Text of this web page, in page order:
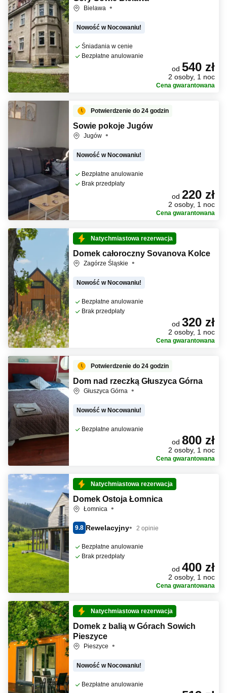
Bielawa
Nowość w Nocowaniu!
Śniadania w cenie
Bezpłatne anulowanie
od 540 zł
2 osoby, 1 noc
Cena gwarantowana
Potwierdzenie do 24 godzin
Sowie pokoje Jugów
Jugów
Nowość w Nocowaniu!
Bezpłatne anulowanie
Brak przedpłaty
od 220 zł
2 osoby, 1 noc
Cena gwarantowana
Natychmiastowa rezerwacja
Domek całoroczny Sovanova Kolce
Zagórze Śląskie
Nowość w Nocowaniu!
Bezpłatne anulowanie
Brak przedpłaty
od 320 zł
2 osoby, 1 noc
Cena gwarantowana
Potwierdzenie do 24 godzin
Dom nad rzeczką Głuszyca Górna
Głuszyca Górna
Nowość w Nocowaniu!
Bezpłatne anulowanie
od 800 zł
2 osoby, 1 noc
Cena gwarantowana
Natychmiastowa rezerwacja
Domek Ostoja Łomnica
Łomnica
9.8 Rewelacyjny 2 opinie
Bezpłatne anulowanie
Brak przedpłaty
od 400 zł
2 osoby, 1 noc
Cena gwarantowana
Natychmiastowa rezerwacja
Domek z balią w Górach Sowich
Pieszyce
Pieszyce
Nowość w Nocowaniu!
Bezpłatne anulowanie